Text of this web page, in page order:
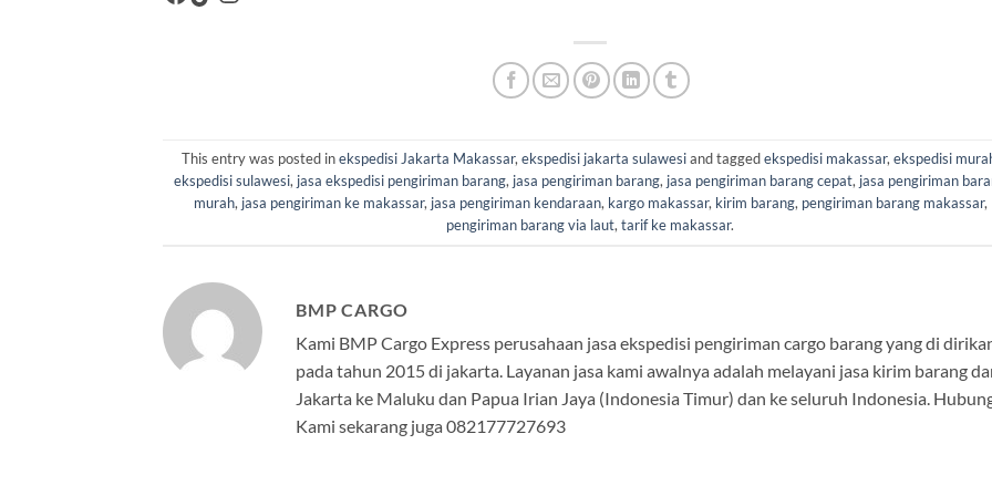
This entry was posted inekspedisi Jakarta Makassar,ekspedisi jakarta sulawesiand taggedekspedisi makassar,ekspedisi
ekspedisi sulawesi, jasa ekspedisi pengiriman barang, jasa pengiriman barang, jasa pengiriman barang cepat, jasa pengiriman
murah, jasa pengiriman ke makassar, jasa pengiriman kendaraan, kargo makassar, kirim barang, pengiriman barang makassar,
pengiriman barang via laut,tarif ke makassar.
BMP CARGO
Kami BMP Cargo Express perusahaan jasa ekspedisi pengiriman cargo barang yang di
pada tahun 2015 di jakarta. Layanan jasa kami awalnya adalah melayani jasa kirim barang
Jakarta ke Maluku dan Papua Irian Jaya (Indonesia Timur) dan ke seluruh Indonesia.
Kami sekarang juga 082177727693